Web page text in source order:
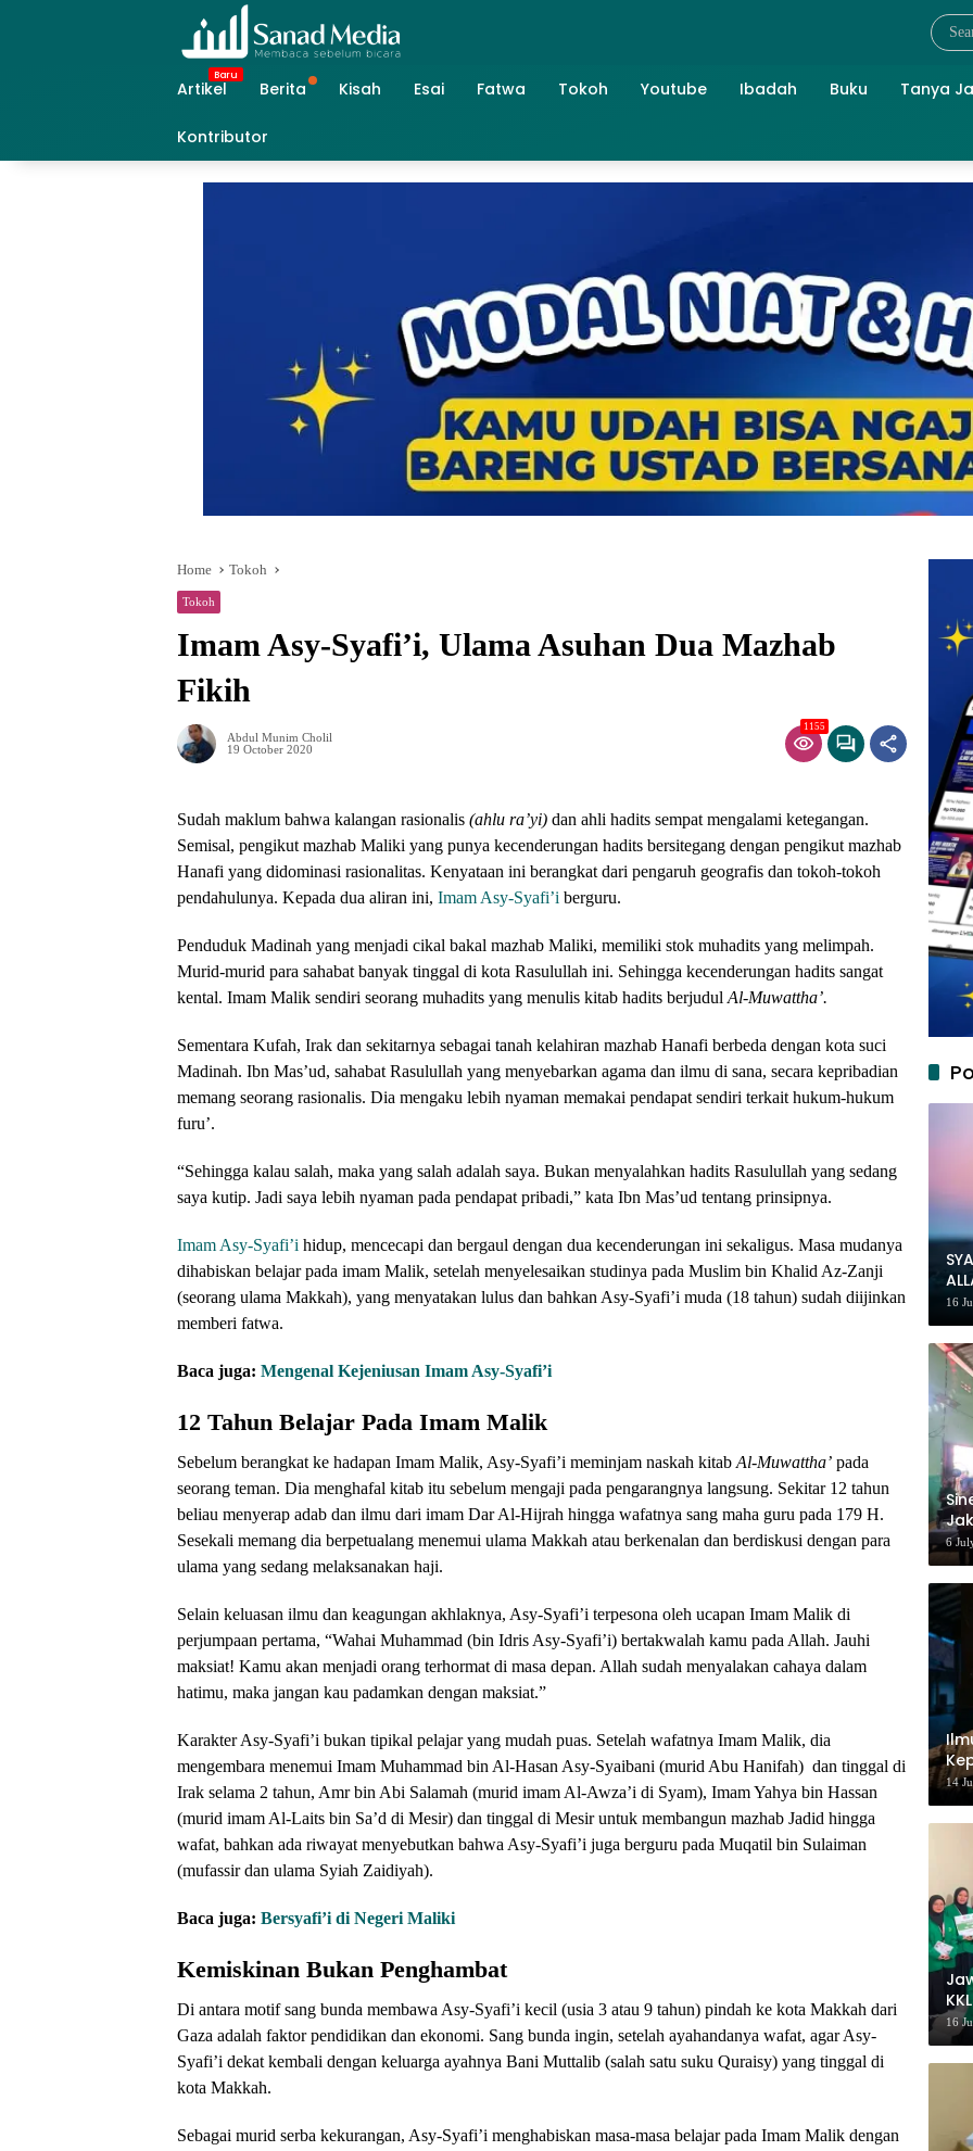
Artikel Berita Kisah Esai Fatwa Tokoh Youtube Ibadah Buku Tanya
Kontributor
Home Tokoh
Tokoh
Imam Asy-Syafi’i, Ulama Asuhan Dua Mazhab
Fikih
Abdul Munim Cholil
19 October 2020
1155
Sudah maklum bahwa kalangan rasionalis (ahlu ra’yi) dan ahli hadits sempat mengalami ketegangan.
Semisal, pengikut mazhab Maliki yang punya kecenderungan hadits bersitegang dengan pengikut mazhab
Hanafi yang didominasi rasionalitas. Kenyataan ini berangkat dari pengaruh geografis dan tokoh-tokoh
pendahulunya. Kepada dua aliran ini, Imam Asy-Syafi’i berguru.
Penduduk Madinah yang menjadi cikal bakal mazhab Maliki, memiliki stok muhadits yang melimpah.
Murid-murid para sahabat banyak tinggal di kota Rasulullah ini. Sehingga kecenderungan hadits sangat
kental. Imam Malik sendiri seorang muhadits yang menulis kitab hadits berjudul Al-Muwattha’.
Sementara Kufah, Irak dan sekitarnya sebagai tanah kelahiran mazhab Hanafi berbeda dengan kota suci
Madinah. Ibn Mas’ud, sahabat Rasulullah yang menyebarkan agama dan ilmu di sana, secara kepribadian
memang seorang rasionalis. Dia mengaku lebih nyaman memakai pendapat sendiri terkait hukum-hukum
furu’.
“Sehingga kalau salah, maka yang salah adalah saya. Bukan menyalahkan hadits Rasulullah yang sedang
saya kutip. Jadi saya lebih nyaman pada pendapat pribadi,” kata Ibn Mas’ud tentang prinsipnya.
Imam Asy-Syafi’i hidup, mencecapi dan bergaul dengan dua kecenderungan ini sekaligus. Masa mudanya
dihabiskan belajar pada imam Malik, setelah menyelesaikan studinya pada Muslim bin Khalid Az-Zanji
(seorang ulama Makkah), yang menyatakan lulus dan bahkan Asy-Syafi’i muda (18 tahun) sudah diijinkan
memberi fatwa.
Baca juga: Mengenal Kejeniusan Imam Asy-Syafi’i
12 Tahun Belajar Pada Imam Malik
Sebelum berangkat ke hadapan Imam Malik, Asy-Syafi’i meminjam naskah kitab Al-Muwattha’ pada
seorang teman. Dia menghafal kitab itu sebelum mengaji pada pengarangnya langsung. Sekitar 12 tahun
beliau menyerap adab dan ilmu dari imam Dar Al-Hijrah hingga wafatnya sang maha guru pada 179 H.
Sesekali memang dia berpetualang menemui ulama Makkah atau berkenalan dan berdiskusi dengan para
ulama yang sedang melaksanakan haji.
Selain keluasan ilmu dan keagungan akhlaknya, Asy-Syafi’i terpesona oleh ucapan Imam Malik di
perjumpaan pertama, “Wahai Muhammad (bin Idris Asy-Syafi’i) bertakwalah kamu pada Allah. Jauhi
maksiat! Kamu akan menjadi orang terhormat di masa depan. Allah sudah menyalakan cahaya dalam
hatimu, maka jangan kau padamkan dengan maksiat.”
Karakter Asy-Syafi’i bukan tipikal pelajar yang mudah puas. Setelah wafatnya Imam Malik, dia
mengembara menemui Imam Muhammad bin Al-Hasan Asy-Syaibani (murid Abu Hanifah) dan tinggal di
Irak selama 2 tahun, Amr bin Abi Salamah (murid imam Al-Awza’i di Syam), Imam Yahya bin Hassan
(murid imam Al-Laits bin Sa’d di Mesir) dan tinggal di Mesir untuk membangun mazhab Jadid hingga
wafat, bahkan ada riwayat menyebutkan bahwa Asy-Syafi’i juga berguru pada Muqatil bin Sulaiman
(mufassir dan ulama Syiah Zaidiyah).
Baca juga: Bersyafi’i di Negeri Maliki
Kemiskinan Bukan Penghambat
Di antara motif sang bunda membawa Asy-Syafi’i kecil (usia 3 atau 9 tahun) pindah ke kota Makkah dari
Gaza adalah faktor pendidikan dan ekonomi. Sang bunda ingin, setelah ayahandanya wafat, agar Asy-
Syafi’i dekat kembali dengan keluarga ayahnya Bani Muttalib (salah satu suku Quraisy) yang tinggal di
kota Makkah.
Sebagai murid serba kekurangan, Asy-Syafi’i menghabiskan masa-masa belajar pada Imam Malik dengan
16
6
14
16